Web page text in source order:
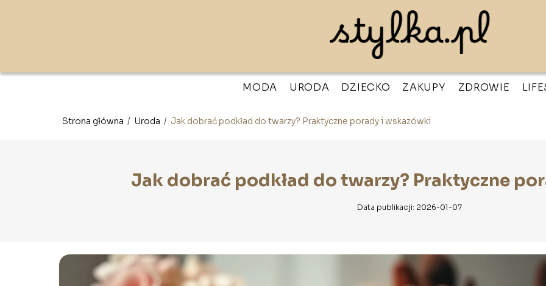
MODA URODA DZIECKO ZAKUPY ZDROWIE
Strona główna / Uroda / Jak dobrać podkład do twarzy? Praktyczne porady i wskazówki
Jak dobrać podkład do twarzy? Praktyczne
Data publikacji: 2026-01-07